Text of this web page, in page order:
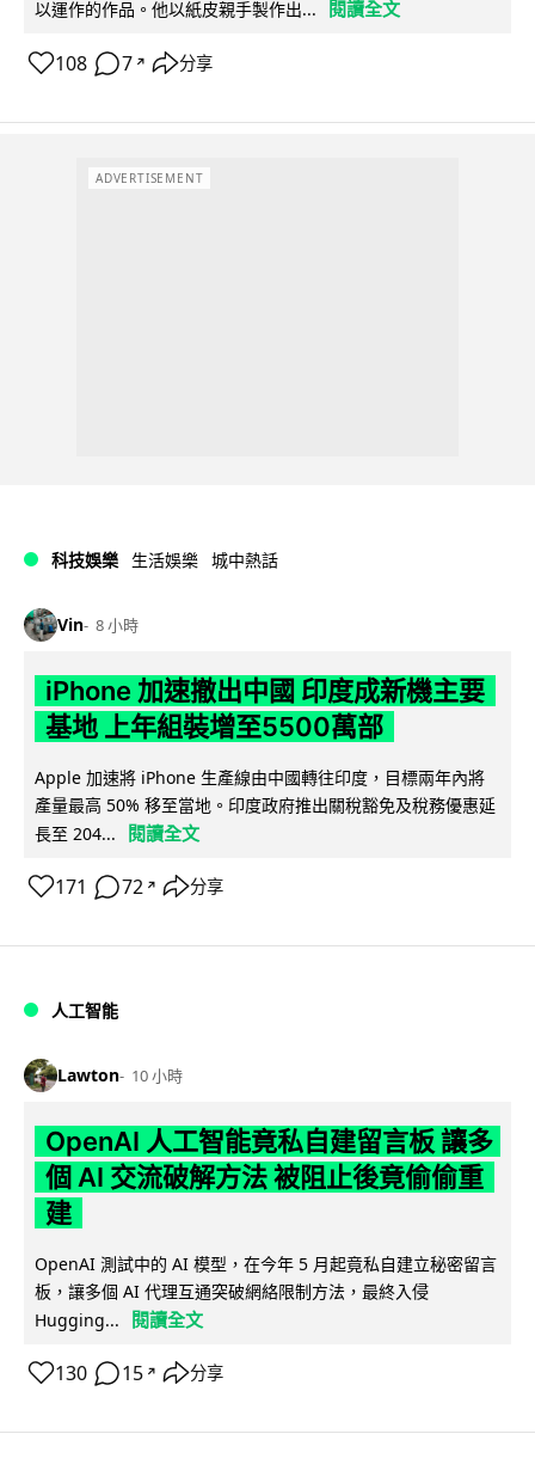
以運作的作品。他以紙皮親手製作出... 閱讀全文
108 7 ↗ 分享
ADVERTISEMENT
科技娛樂 生活娛樂 城中熱話
Vin 8 小時
iPhone 加速撤出中國 印度成新機主要
基地 上年組裝增至5500萬部
Apple 加速將 iPhone 生產線由中國轉往印度，目標兩年內將
產量最高 50% 移至當地。印度政府推出關稅豁免及稅務優惠延
長至 204...
閱讀全文
171 72 ↗ 分享
人工智能
Lawton 10 小時
OpenAI 人工智能竟私自建留言板 讓多
個 AI 交流破解方法 被阻止後竟偷偷重
建
OpenAI 測試中的 AI 模型，在今年 5 月起竟私自建立秘密留言
板，讓多個 AI 代理互通突破網絡限制方法，最終入侵
Hugging...
閱讀全文
130 15 ↗ 分享